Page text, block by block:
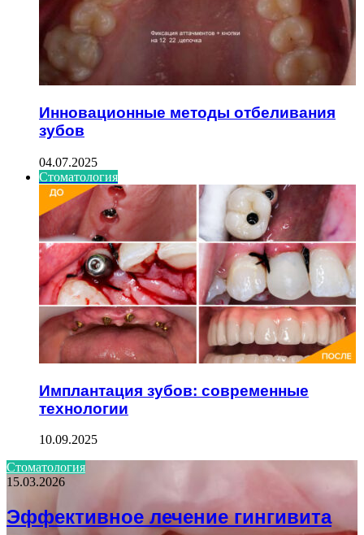
Инновационные методы отбеливания
зубов
04.07.2025
Стоматология
Имплантация зубов: современные
технологии
10.09.2025
Стоматология
15.03.2026
Эффективное лечение гингивита